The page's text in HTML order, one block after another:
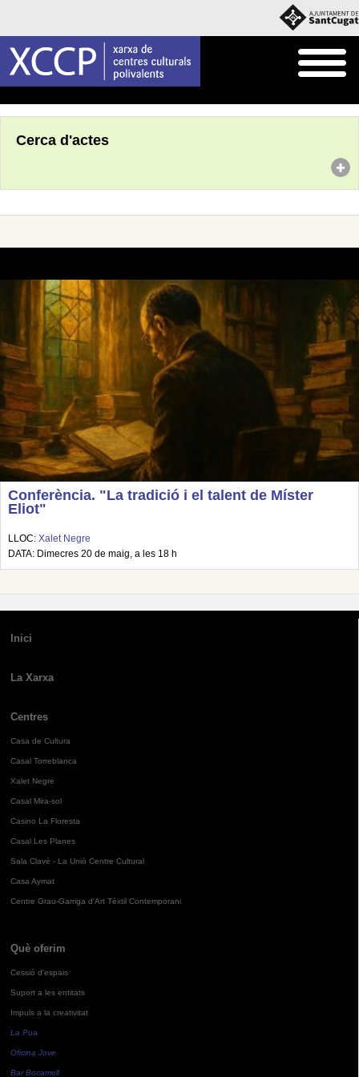
Cerca d'actes
Conferència. "La tradició i el talent de Míster
Eliot"
LLOC: Xalet Negre
DATA: Dimecres 20 de maig, a les 18 h
Inici
La Xarxa
Centres
Casa de Cultura
Casal Torreblanca
Xalet Negre
Casal Mira-sol
Casino La Floresta
Casal Les Planes
Sala Clavé - La Unió Centre Cultural
Casa Aymat
Centre Grau-Garriga d'Art Tèxtil Contemporani
Què oferim
Cessió d'espais
Suport a les entitats
Impuls a la creativitat
La Pua
Oficina Jove
Bar Bocamoll